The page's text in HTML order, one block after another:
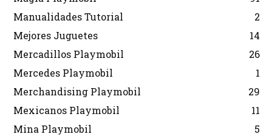
Manualidades Tutorial
2
Mejores Juguetes
14
Mercadillos Playmobil
26
Mercedes Playmobil
1
Merchandising Playmobil
29
Mexicanos Playmobil
11
Mina Playmobil
5